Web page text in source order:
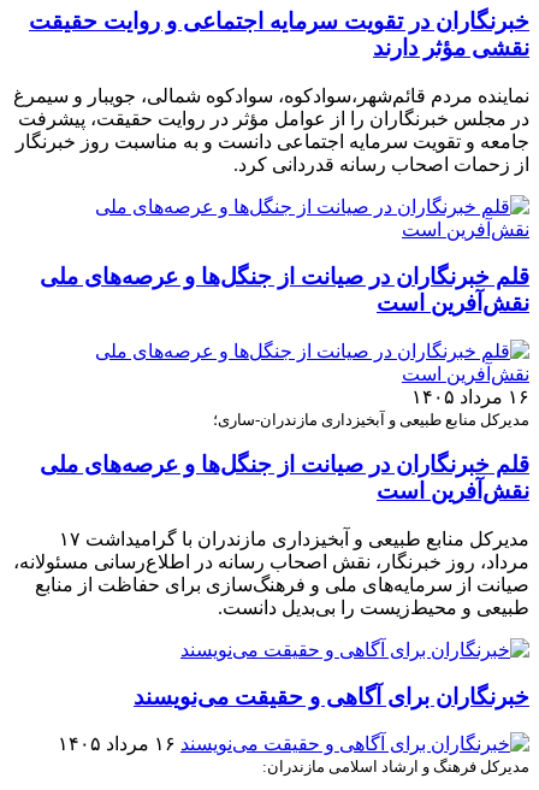
خبرنگاران در تقویت سرمایه اجتماعی و روایت حقیقت
نقشی مؤثر دارند
نماینده مردم قائم‌شهر،سوادکوه، سوادکوه شمالی، جویبار و سیمرغ
در مجلس خبرنگاران را از عوامل مؤثر در روایت حقیقت، پیشرفت
جامعه و تقویت سرمایه اجتماعی دانست و به مناسبت روز خبرنگار
از زحمات اصحاب رسانه قدردانی کرد.
قلم خبرنگاران در صیانت از جنگل‌ها و عرصه‌های ملی
نقش‌آفرین است
۱۶ مرداد ۱۴۰۵
مدیرکل منابع طبیعی و آبخیزداری مازندران-ساری؛
قلم خبرنگاران در صیانت از جنگل‌ها و عرصه‌های ملی
نقش‌آفرین است
مدیرکل منابع طبیعی و آبخیزداری مازندران با گرامیداشت ۱۷
مرداد، روز خبرنگار، نقش اصحاب رسانه در اطلاع‌رسانی مسئولانه،
صیانت از سرمایه‌های ملی و فرهنگ‌سازی برای حفاظت از منابع
طبیعی و محیط‌زیست را بی‌بدیل دانست.
خبرنگاران برای آگاهی و حقیقت می‌نویسند
۱۶ مرداد ۱۴۰۵
مدیرکل فرهنگ و ارشاد اسلامی مازندران: